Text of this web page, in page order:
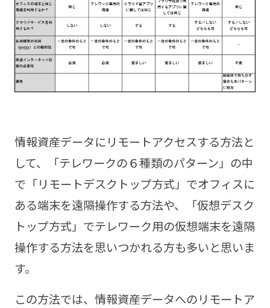
情報資産データにリモートアクセスする方法と
して、「テレワークの６種類のパターン」の中
で「リモートデスクトップ方式」でオフィスに
ある端末を遠隔操作する方法や、「仮想デスク
トップ方式」でテレワーク用の仮想端末を遠隔
操作する方法を思いつかれる方も多いと思いま
す。
この方法では、情報資産データへのリモートア